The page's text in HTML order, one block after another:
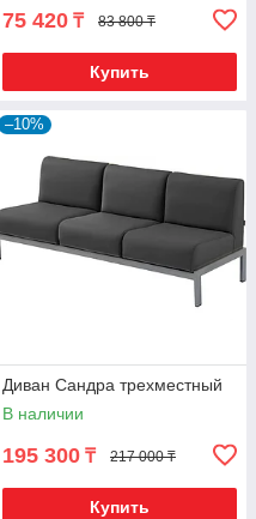
75 420 ₸ 83 800 ₸
Купить
–10%
Диван Сандра трехместный
В наличии
195 300 ₸ 217 000 ₸
Купить